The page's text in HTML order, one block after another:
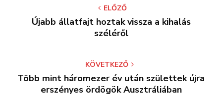
ELŐZŐ
Újabb állatfajt hoztak vissza a kihalás
széléről
KÖVETKEZŐ
Több mint háromezer év után születtek újra
erszényes ördögök Ausztráliában